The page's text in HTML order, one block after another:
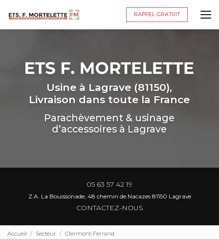
principal
RAPPEL GRATUIT
Usine à Lagrave (81150),
Livraison dans toute la France
Parachèvement & usinage
d’accessoires à Lagrave
05 63 57 42 19
Z.A. La Bouissonade, 48 chemin de Nacazes 81150 Lagrave
CONTACTEZ-NOUS
Accueil Secteur
Clermont-Ferrand